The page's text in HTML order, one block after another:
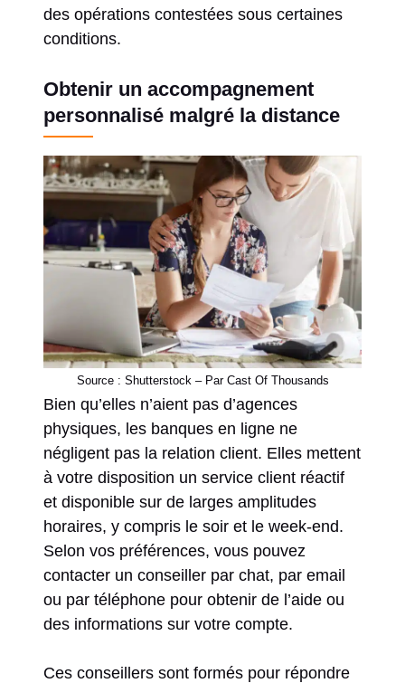
des opérations contestées sous certaines
conditions.
Obtenir un accompagnement
personnalisé malgré la distance
Source : Shutterstock – Par Cast Of Thousands
Bien qu’elles n’aient pas d’agences
physiques, les banques en ligne ne
négligent pas la relation client. Elles mettent
à votre disposition un service client réactif
et disponible sur de larges amplitudes
horaires, y compris le soir et le week-end.
Selon vos préférences, vous pouvez
contacter un conseiller par chat, par email
ou par téléphone pour obtenir de l’aide ou
des informations sur votre compte.
Ces conseillers sont formés pour répondre